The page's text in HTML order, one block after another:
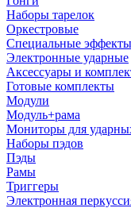
Наборы тарелок
Оркестровые
Специальные эффекты
Электронные ударные
Аксессуары и
Готовые комплекты
Модули
Модуль+рама
Мониторы для
Наборы пэдов
Пэды
Рамы
Триггеры
Электронная